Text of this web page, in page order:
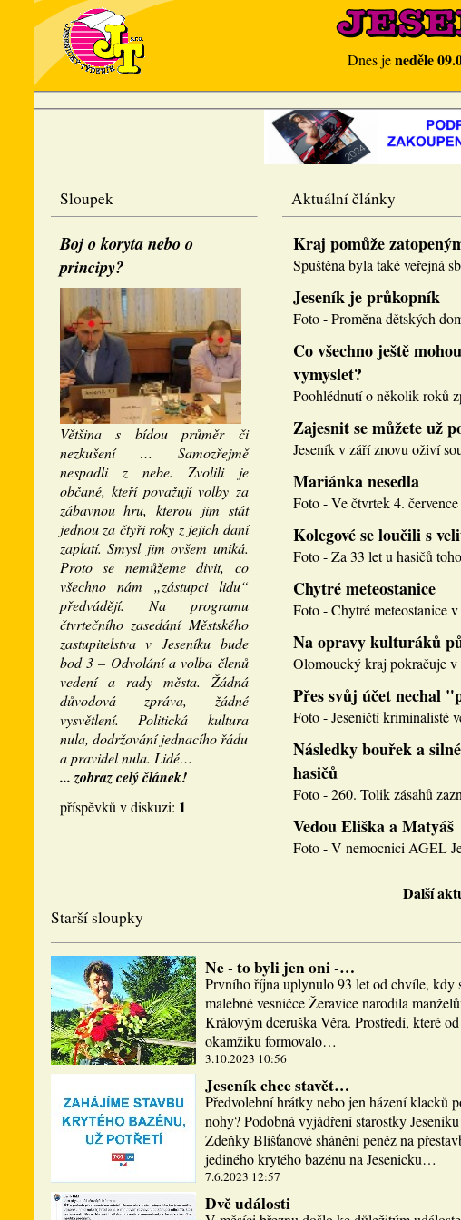
Dnes jeneděle
Sloupek
Boj o koryta nebo o
principy?
Většina s bídou průměr či
nezkušení … Samozřejmě
nespadli z nebe. Zvolili je
občané, kteří považují volby za
zábavnou hru, kterou jim stát
jednou za čtyři roky z jejich daní
zaplatí. Smysl jim ovšem uniká.
Proto se nemůžeme divit, co
všechno nám „zástupci lidu“
předvádějí. Na programu
čtvrtečního zasedání Městského
zastupitelstva v Jeseníku bude
bod 3 – Odvolání a volba členů
vedení a rady města. Žádná
důvodová zpráva, žádné
vysvětlení. Politická kultura
nula, dodržování jednacího řádu
a pravidel nula. Lidé…
... zobraz celý článek!
příspěvků v diskuzi: 1
Aktuální články
Kraj pomůže
Spuštěna byla také veřejná
Jeseník je průkopník
Foto - Proměna dětských
Co všechno ještě
vymyslet?
Poohlédnutí o několik roků
Zajesnit se můžete už
Jeseník v září znovu oživí
Mariánka nesedla
Foto - Ve čtvrtek 4.
Kolegové se loučili s
Foto - Za 33 let u hasičů
Chytré meteostanice
Foto - Chytré meteostanice
Na opravy kulturáků
Olomoucký kraj pokračuje
Přes svůj účet nechal
Foto - Jeseničtí kriminalisté
Následky bouřek a
hasičů
Foto - 260. Tolik zásahů
Vedou Eliška a Matyáš
Foto - V nemocnici AGEL
Další
Starší sloupky
Ne - to byli jen oni -…
Prvního října uplynulo 93 let od chvíle, kdy
malebné vesničce Žeravice narodila
Královým dceruška Věra. Prostředí, které
okamžiku formovalo…
3.10.2023 10:56
Jeseník chce stavět…
Předvolební hrátky nebo jen házení klacků
nohy? Podobná vyjádření starostky Jeseníku
Zdeňky Blišťanové shánění peněz na
jediného krytého bazénu na Jesenicku…
7.6.2023 12:57
Dvě události